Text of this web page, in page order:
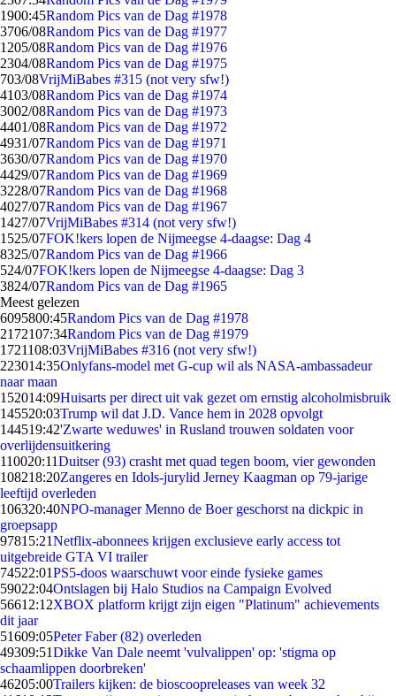
1900:45Random Pics van de Dag #1978
3706/08Random Pics van de Dag #1977
1205/08Random Pics van de Dag #1976
2304/08Random Pics van de Dag #1975
703/08VrijMiBabes #315 (not very sfw!)
4103/08Random Pics van de Dag #1974
3002/08Random Pics van de Dag #1973
4401/08Random Pics van de Dag #1972
4931/07Random Pics van de Dag #1971
3630/07Random Pics van de Dag #1970
4429/07Random Pics van de Dag #1969
3228/07Random Pics van de Dag #1968
4027/07Random Pics van de Dag #1967
1427/07VrijMiBabes #314 (not very sfw!)
1525/07FOK!kers lopen de Nijmeegse 4-daagse: Dag 4
8325/07Random Pics van de Dag #1966
524/07FOK!kers lopen de Nijmeegse 4-daagse: Dag 3
3824/07Random Pics van de Dag #1965
Meest gelezen
6095800:45Random Pics van de Dag #1978
2172107:34Random Pics van de Dag #1979
1721108:03VrijMiBabes #316 (not very sfw!)
223014:35Onlyfans-model met G-cup wil als NASA-ambassadeur
naar maan
152014:09Huisarts per direct uit vak gezet om ernstig alcoholmisbruik
145520:03Trump wil dat J.D. Vance hem in 2028 opvolgt
144519:42'Zwarte weduwes' in Rusland trouwen soldaten voor
overlijdensuitkering
110020:11Duitser (93) crasht met quad tegen boom, vier gewonden
108218:20Zangeres en Idols-jurylid Jerney Kaagman op 79-jarige
leeftijd overleden
106320:40NPO-manager Menno de Boer geschorst na dickpic in
groepsapp
97815:21Netflix-abonnees krijgen exclusieve early access tot
uitgebreide GTA VI trailer
74522:01PS5-doos waarschuwt voor einde fysieke games
59022:04Ontslagen bij Halo Studios na Campaign Evolved
56612:12XBOX platform krijgt zijn eigen "Platinum" achievements
dit jaar
51609:05Peter Faber (82) overleden
49309:51Dikke Van Dale neemt 'vulvalippen' op: 'stigma op
schaamlippen doorbreken'
46205:00Trailers kijken: de bioscoopreleases van week 32